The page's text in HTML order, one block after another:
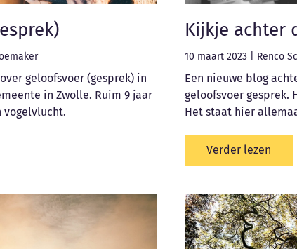
geloofsvoer (gesprek) in
in Zwolle. Ruim 9 jaar
vogelvlucht.
Kijkje achter
10 maart 2023 Renco
Een nieuwe blog
geloofsvoer gesprek.
Het staat hier
Verder lezen